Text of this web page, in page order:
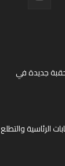
جديدة في
الرئاسية والتطلع